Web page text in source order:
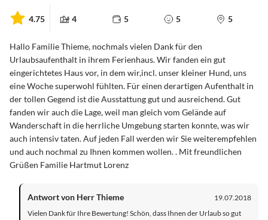
4.75 4 5 5 5
Hallo Familie Thieme, nochmals vielen Dank für den
Urlaubsaufenthalt in ihrem Ferienhaus. Wir fanden ein gut
eingerichtetes Haus vor, in dem wir,incl. unser kleiner Hund, uns
eine Woche superwohl fühlten. Für einen derartigen Aufenthalt in
der tollen Gegend ist die Ausstattung gut und ausreichend. Gut
fanden wir auch die Lage, weil man gleich vom Gelände auf
Wanderschaft in die herrliche Umgebung starten konnte, was wir
auch intensiv taten. Auf jeden Fall werden wir Sie weiterempfehlen
und auch nochmal zu Ihnen kommen wollen. . Mit freundlichen
Grüßen Familie Hartmut Lorenz
Antwort von Herr Thieme
19.07.2018
Vielen Dank für Ihre Bewertung! Schön, dass Ihnen der Urlaub so gut